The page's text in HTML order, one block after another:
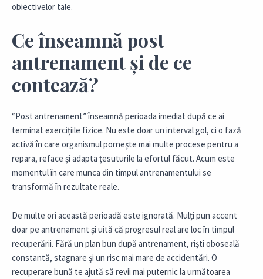
obiectivelor tale.
Ce înseamnă post
antrenament și de ce
contează?
“Post antrenament” înseamnă perioada imediat după ce ai
terminat exercițiile fizice. Nu este doar un interval gol, ci o fază
activă în care organismul pornește mai multe procese pentru a
repara, reface și adapta țesuturile la efortul făcut. Acum este
momentul în care munca din timpul antrenamentului se
transformă în rezultate reale.
De multe ori această perioadă este ignorată. Mulți pun accent
doar pe antrenament și uită că progresul real are loc în timpul
recuperării. Fără un plan bun după antrenament, riști oboseală
constantă, stagnare și un risc mai mare de accidentări. O
recuperare bună te ajută să revii mai puternic la următoarea